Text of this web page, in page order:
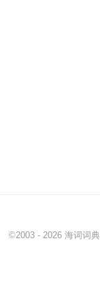
©2003 - 2026 海词词典